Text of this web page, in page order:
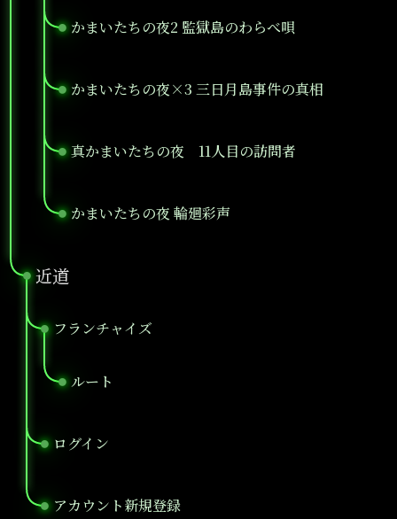
かまいたちの夜2 監獄島のわらべ唄
●
かまいたちの夜×3 三日月島事件の真相
●
真かまいたちの夜 11人目の訪問者
●
かまいたちの夜 輪廻彩声
●
近道
●
フランチャイズ
●
ルート
●
ログイン
●
アカウント新規登録
●